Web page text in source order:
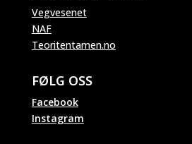
Vegvesenet
NAF
Teoritentamen.no
FØLG OSS
Facebook
Instagram